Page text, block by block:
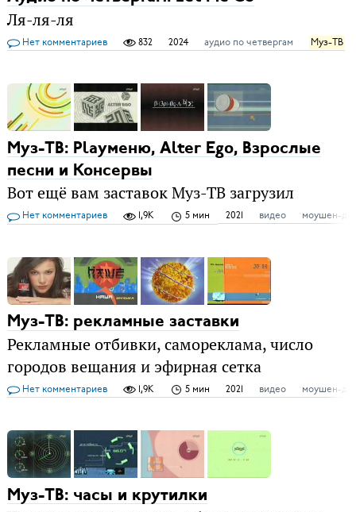
Ля-ля-ля
Нет комментариев 832 2024 аудио по четвергам Муз-ТВ
Муз-ТВ: Playменю, Alter Ego, Взрослые
песни и Консервы
Вот ещё вам заставок Муз-ТВ загрузил
Нет комментариев 1,9K 5 мин 2021 видео моушен-
Муз-ТВ: рекламные заставки
Рекламные отбивки, самореклама, число
городов вещания и эфирная сетка
Нет комментариев 1,9K 5 мин 2021 видео моушен-
Муз-ТВ: часы и крутилки